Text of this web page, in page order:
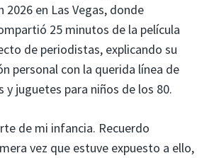
2026 en Las Vegas, donde
25 minutos de la película
de periodistas, explicando su
personal con la querida línea de
y juguetes para niños de los 80.
de mi infancia. Recuerdo
vez que estuve expuesto a ello,